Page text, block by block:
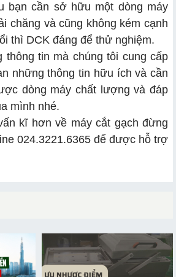
bạn cần sở hữu một dòng máy
chăng và cũng không kém cạnh
thì DCK đáng để thử nghiệm.
thông tin mà chúng tôi cung cấp
những thông tin hữu ích và cần
dòng máy chất lượng và đáp
mình nhé.
kĩ hơn về máy cắt gạch đừng
024.3221.6365 để được hỗ trợ